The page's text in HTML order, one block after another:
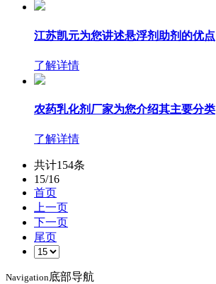
江苏凯元为您讲述悬浮剂助剂的优点
了解详情
农药乳化剂厂家为您介绍其主要分类
了解详情
共计154条
15/16
首页
上一页
下一页
尾页
Navigation底部导航